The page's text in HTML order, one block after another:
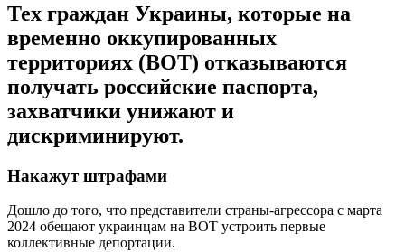
Тех граждан Украины, которые на
временно оккупированных
территориях (ВОТ) отказываются
получать российские паспорта,
захватчики унижают и
дискриминируют.
Накажут штрафами
Дошло до того, что представители страны-агрессора с марта
2024 обещают украинцам на ВОТ устроить первые
коллективные депортации.